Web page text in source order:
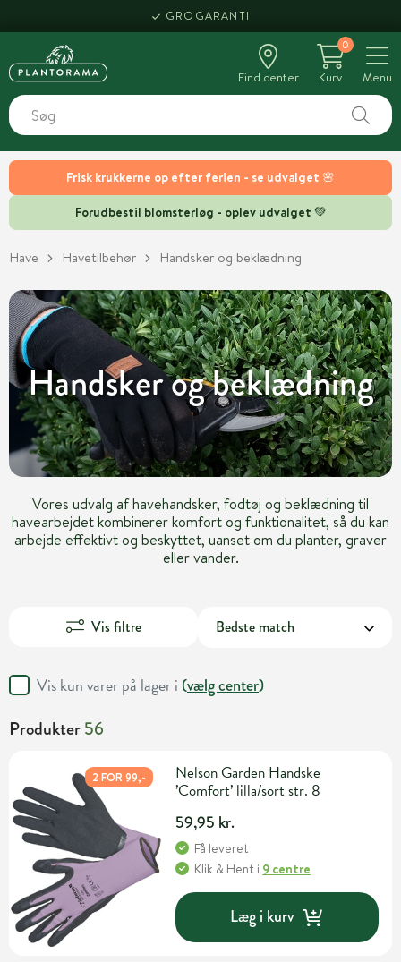
Frisk krukkerne op efter ferien - se udvalget 🌸
Forudbestil blomsterløg - oplev udvalget 💚
HENT SAMME DAG
Find center
0
Kurv
Menu
Have Havetilbehør Handsker og beklædning
Handsker og beklædning
Vores udvalg af havehandsker, fodtøj og beklædning til
havearbejdet kombinerer komfort og funktionalitet, så du kan
arbejde effektivt og beskyttet, uanset om du planter, graver
eller vander.
Vis filtre
Vis kun varer på lager i (vælg center)
Produkter56
2 FOR 99,-
Nelson Garden Handske
’Comfort’ lilla/sort str. 8
59,95 kr.
Få leveret
Klik & Hent i 9 centre
Læg i kurv